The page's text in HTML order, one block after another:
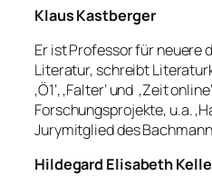
Klaus Kastberger
Er ist Professor für neuere
Literatur, schreibt
‚Ö1‘, ‚Falter‘ und ‚Zeit
Forschungsprojekte, u.a.
Jurymitglied des
Hildegard Elisabeth